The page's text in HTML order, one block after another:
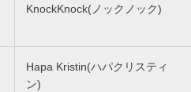
KnockKnock(ノックノック)
Hapa Kristin(ハパクリスティ
ン)